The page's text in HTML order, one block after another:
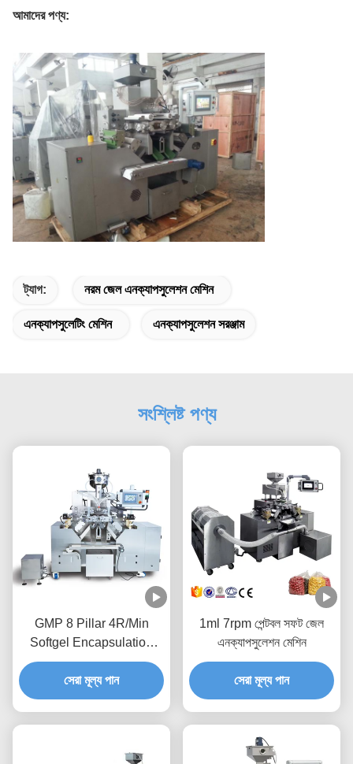
আমাদের পণ্য:
ট্যাগ: নরম জেল এনক্যাপসুলেশন মেশিন
এনক্যাপসুলেটিং মেশিন এনক্যাপসুলেশন সরঞ্জাম
সংশ্লিষ্ট পণ্য
GMP 8 Pillar 4R/Min
Softgel Encapsulation
Machine
সেরা মূল্য পান
1ml 7rpm পেন্টবল সফট জেল
এনক্যাপসুলেশন মেশিন
সেরা মূল্য পান